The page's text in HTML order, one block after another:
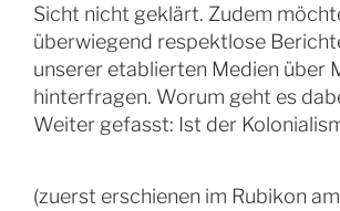
Sicht nicht geklärt. Zudem
überwiegend respektlose
unserer etablierten Medien über
hinterfragen. Worum geht es
Weiter gefasst: Ist der
(zuerst erschienen im Rubikon am